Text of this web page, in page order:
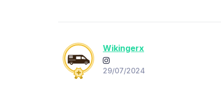
Wikingerx
29/07/2024